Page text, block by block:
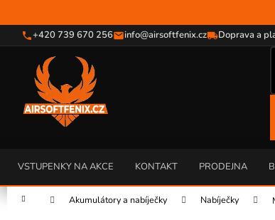
obsah +420 739 670 256 info@airsoftfenix.cz Doprava a
VSTUPENKY NA AKCE KONTAKT PRODEJNA
Domů Akumulátory a nabíječky Nabíječky
o
š
Zpět
obchodu
Zpět
obchodu
P
Ř
E
B